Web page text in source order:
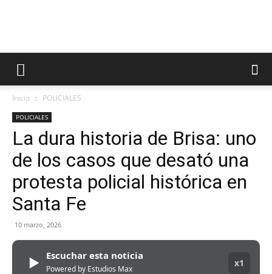
Inicio POLICIALES
POLICIALES
La dura historia de Brisa: uno
de los casos que desató una
protesta policial histórica en
Santa Fe
10 marzo, 2026
▶ Escuchar esta noticia
Powered by Estudios Max
x1